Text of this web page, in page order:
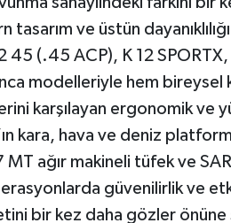
tasarım ve üstün
45 (.45 ACP), K 12
modelleriyle hem bireysel
karşılayan ergonomik ve
kara, hava ve deniz
MT ağır makineli tüfek ve
güvenilirlik ve
bir kez daha gözler